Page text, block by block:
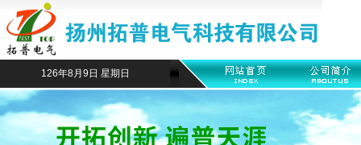
126年8月9日 星期日